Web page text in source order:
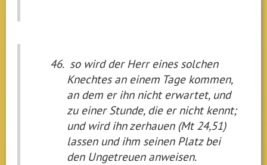
so wird der Herr eines solchen
Knechtes an einem Tage kommen,
an dem er ihn nicht erwartet, und
zu einer Stunde, die er nicht kennt;
und wird ihn zerhauen (Mt 24,51)
lassen und ihm seinen Platz bei
den Ungetreuen anweisen.